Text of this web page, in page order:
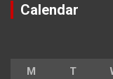
Calendar
M T